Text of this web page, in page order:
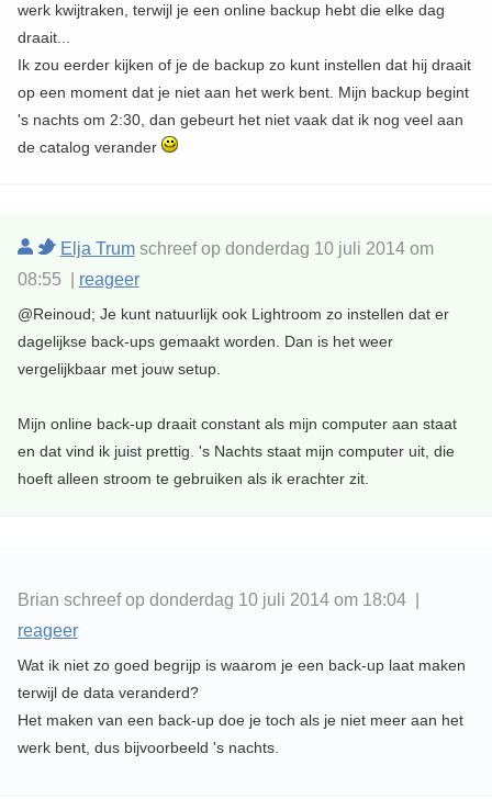
werk kwijtraken, terwijl je een online backup hebt die elke dag
draait...
Ik zou eerder kijken of je de backup zo kunt instellen dat hij draait
op een moment dat je niet aan het werk bent. Mijn backup begint
's nachts om 2:30, dan gebeurt het niet vaak dat ik nog veel aan
de catalog verander
Elja Trumschreef op donderdag 10 juli 2014 om
08:55 | reageer
@Reinoud; Je kunt natuurlijk ook Lightroom zo instellen dat er
dagelijkse back-ups gemaakt worden. Dan is het weer
vergelijkbaar met jouw setup.
Mijn online back-up draait constant als mijn computer aan staat
en dat vind ik juist prettig. 's Nachts staat mijn computer uit, die
hoeft alleen stroom te gebruiken als ik erachter zit.
Brian schreef op donderdag 10 juli 2014 om 18:04 |
reageer
Wat ik niet zo goed begrijp is waarom je een back-up laat maken
terwijl de data veranderd?
Het maken van een back-up doe je toch als je niet meer aan het
werk bent, dus bijvoorbeeld 's nachts.